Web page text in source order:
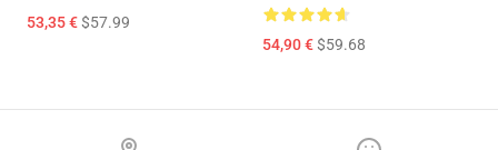
53,35 €$57.99
54,90 €$59.68